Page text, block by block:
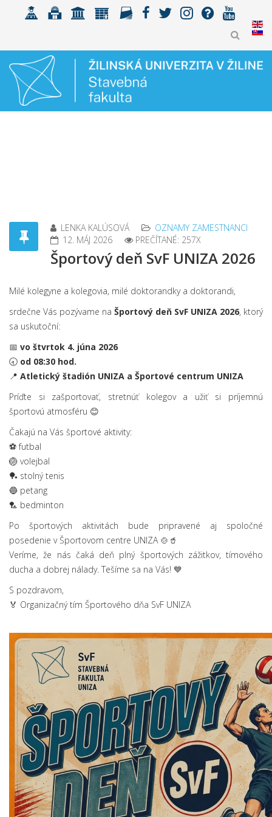
LENKA KALÚSOVÁ
OZNAMY ZAMESTNANCI
12. MÁJ 2026
PREČÍTANÉ: 257X
Športový deň SvF UNIZA 2026
Milé kolegyne a kolegovia, milé doktorandky a doktorandi,
srdečne Vás pozývame na Športový deň SvF UNIZA 2026, ktorý
sa uskutoční:
📅 vo štvrtok 4. júna 2026
🕣 od 08:30 hod.
📍 Atletický štadión UNIZA a Športové centrum UNIZA
Príďte si zašportovať, stretnúť kolegov a užiť si príjemnú
športovú atmosféru 😊
Čakajú na Vás športové aktivity:
⚽ futbal
🏐 volejbal
🏓 stolný tenis
🔵 petang
🏸 bedminton
Po športových aktivitách bude pripravené aj spoločné
posedenie v Športovom centre UNIZA 🍲🥤
Veríme, že nás čaká deň plný športových zážitkov, tímového
ducha a dobrej nálady. Tešíme sa na Vás! 💙
S pozdravom,
🏅 Organizačný tím Športového dňa SvF UNIZA